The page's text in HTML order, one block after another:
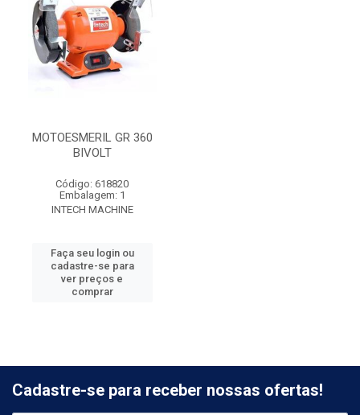
MOTOESMERIL GR 360
BIVOLT
Código: 618820
Embalagem: 1
INTECH MACHINE
Faça seu login ou
cadastre-se para
ver preços e
comprar
Cadastre-se para receber nossas ofertas!